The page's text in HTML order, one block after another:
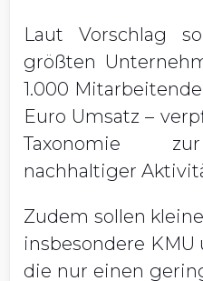
Laut Vorschlag
größten
1.000
Euro Umsatz –
Taxonomie
nachhaltiger
Zudem sollen
insbesondere KMU
die nur einen